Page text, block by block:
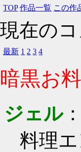
TOP 作品一覧 この作
現在の
最新 1 2 3 4
暗黒お
ジェル：
料理